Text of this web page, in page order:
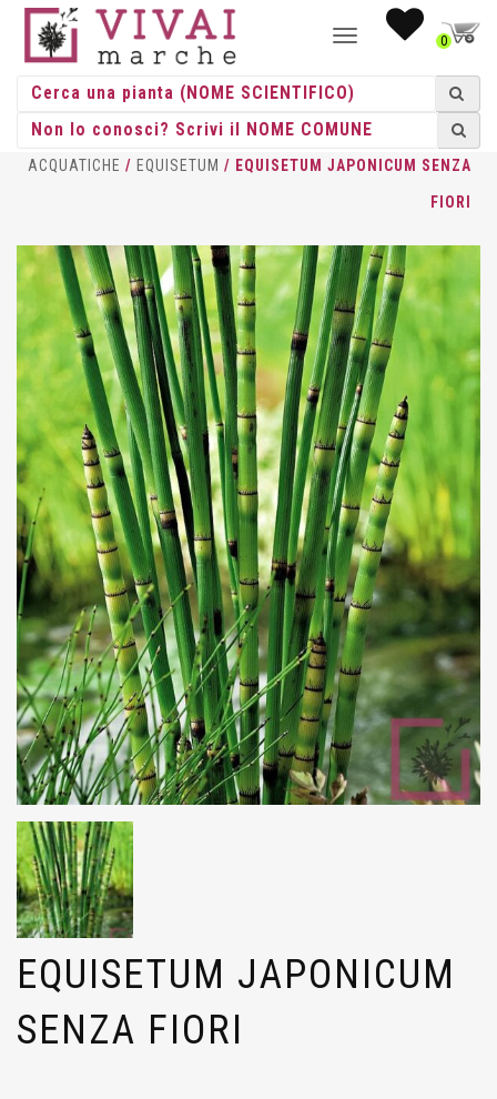
NAVIGAZIONE0
HOME / ERBACEE / PALUDOSE E
ACQUATICHE / EQUISETUM / EQUISETUM JAPONICUM SENZA
FIORI
EQUISETUM JAPONICUM
SENZA FIORI